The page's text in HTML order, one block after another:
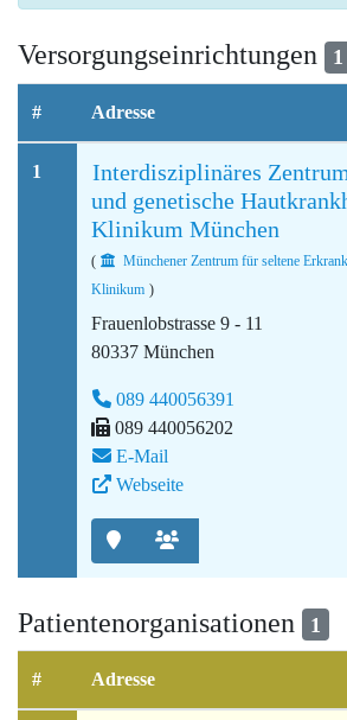
Versorgungseinrichtungen 1
# Adresse
1
Interdisziplinäres
und genetische
Klinikum München
(
Münchener Zentrum für seltene
Klinikum )
Frauenlobstrasse 9 - 11
80337 München
089 440056391
089 440056202
E-Mail
Webseite
Patientenorganisationen 1
# Adresse